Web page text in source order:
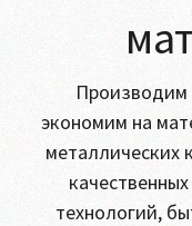
Производим
экономим на
металлических
технологий,